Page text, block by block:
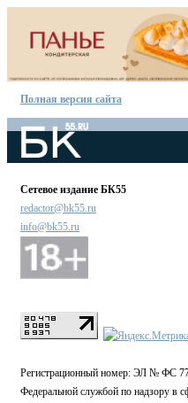
Полная версия сайта
Сетевое издание БК55
redactor@bk55.ru
info@bk55.ru
Регистрационный номер: ЭЛ № ФС
Федеральной службой по надзору в